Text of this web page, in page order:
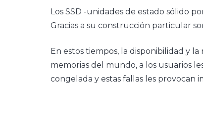
Los SSD -unidades de estado sólido
Gracias a su construcción particular
En estos tiempos, la disponibilidad y
memorias del mundo, a los usuarios
congelada y estas fallas les provocan